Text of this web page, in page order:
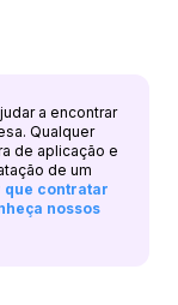
a encontrar
Qualquer
de aplicação e
de um
que contratar
nossos